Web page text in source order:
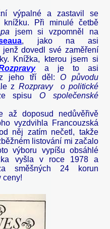
výpalné a zastavil se
Při minulé četbě
jsem si vzpomněl na
, jako na asi
jenž dovedl své zaměření
Knížka, kterou jsem si
a je to asi
z jeho tří děl:O původu
z Rozpravy o politické
spisuO společenské
až doposud nedůvěřivě
vyzdvihla Francouzská
něj zatím nečetl, takže
listování mi začalo
výboru vypíšu obsáhlé
vyšla v roce 1978 a
směšných 24 korun
ceny!